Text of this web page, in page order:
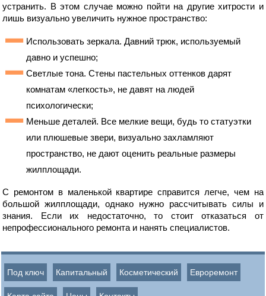
устранить. В этом случае можно пойти на другие хитрости и
лишь визуально увеличить нужное пространство:
Использовать зеркала. Давний трюк, используемый
давно и успешно;
Светлые тона. Стены пастельных оттенков дарят
комнатам «легкость», не давят на людей
психологически;
Меньше деталей. Все мелкие вещи, будь то статуэтки
или плюшевые звери, визуально захламляют
пространство, не дают оценить реальные размеры
жилплощади.
С ремонтом в маленькой квартире справится легче, чем на
большой жилплощади, однако нужно рассчитывать силы и
знания. Если их недостаточно, то стоит отказаться от
непрофессионального ремонта и нанять специалистов.
Под ключ Капитальный Косметический Евроремонт